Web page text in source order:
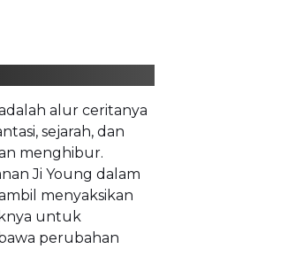
alur ceritanya
sejarah, dan
menghibur.
Ji Young dalam
menyaksikan
untuk
perubahan